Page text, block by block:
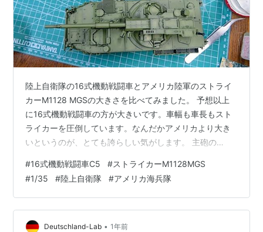
陸上自衛隊の16式機動戦闘車とアメリカ陸軍のストライ
カーM1128 MGSの大きさを比べてみました。 予想以上
に16式機動戦闘車の方が大きいです。車幅も車長もスト
ライカーを圧倒しています。なんだかアメリカより大き
いというのが、とても誇らしい気がします。 主砲の
51口径でともにライフル砲を装備しています。砲身の長
さは、16式の方が砲弾の直径ひとつ分（１口径）長くな
っています。 ストライカーは塗装のため、車輪を外して
いるので車高は低くなっています。車体の厚みはそれほ
ど変わらないようです。 並ぶとかなり迫力があります。
#16式機動戦闘車C5 #ストライカーM1128MGS
#1/35 #陸上自衛隊 #アメリカ海兵隊
Deutschland-Lab • 1年前